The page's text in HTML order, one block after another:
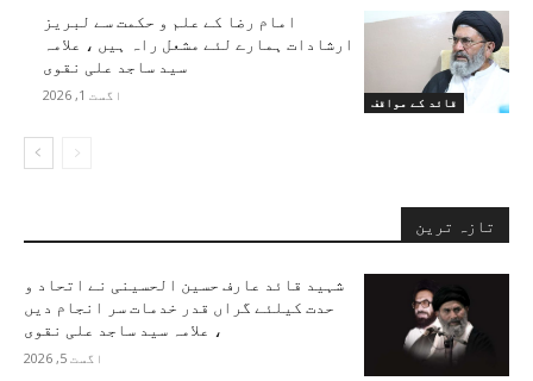
قائد کے مواقف
امام رضا کے علم و حکمت سے لبریز
ارشادات ہمارے لئے مشعل راہ ہیں ، علامہ
سید ساجد علی نقوی
اگست 1, 2026
تازہ ترین
شہید قائد عارف حسین الحسینی نے اتحاد و
حدت کیلئے گراں قدر خدمات سر انجام دیں
، علامہ سید ساجد علی نقوی
اگست 5, 2026